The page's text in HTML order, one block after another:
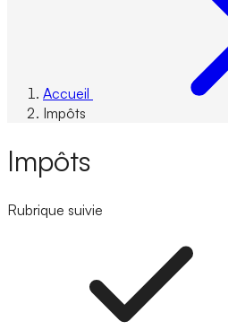
Accueil
Impôts
Impôts
Rubrique suivie